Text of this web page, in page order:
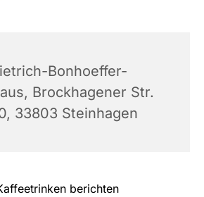
Bonhoeffer-
Brockhagener Str.
33803 Steinhagen
berichten